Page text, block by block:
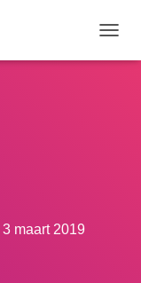
3 maart 2019